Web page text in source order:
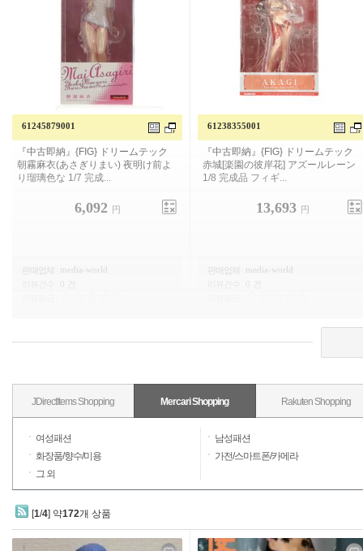
61245879001
「중고 즉납」{FIG} 드림 테크 아사기
리 마이(아사기리마이)
6,092 円
판매업체
media-world
61238355001
"중고 즉납"{FIG} 드림 테크 아카기 [낙
원의 해안 꽃] 아줄 레인 1/8 완성품 피
기 ...
13,693 円
판매업체
media-world
JDirectItems Shopping Mercari Shopping Rakuten Shopping
여성패션
남성패션
화장품/향수/미용
가전/스마트폰/카메라
그 외
[1/4] 약172개 상품